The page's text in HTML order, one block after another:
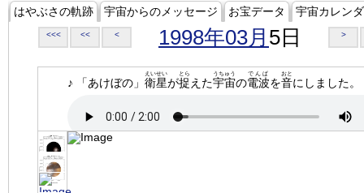
はやぶさの軌跡 宇宙からのメッセージ お宝データ 宇宙カレン
<<< << < 1998年03月 5日 >
♪ 「あけぼの」 衛星
えいせい
が捉
とら
えた宇宙
うちゅう
の電波
でんぱ
を音
おと
にしました。